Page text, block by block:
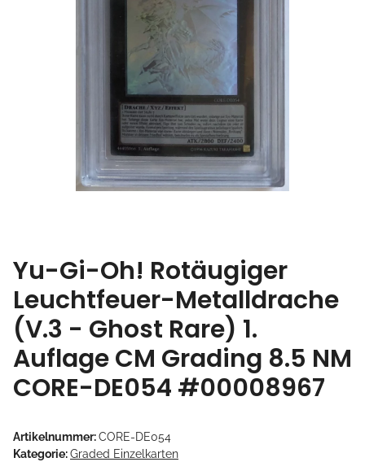
Yu-Gi-Oh! Rotäugiger
Leuchtfeuer-Metalldrache
(V.3 - Ghost Rare) 1.
Auflage CM Grading 8.5 NM
CORE-DE054 #00008967
Artikelnummer:CORE-DE054
Kategorie:Graded Einzelkarten